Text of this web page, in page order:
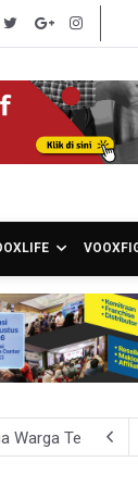
Warga Terluka